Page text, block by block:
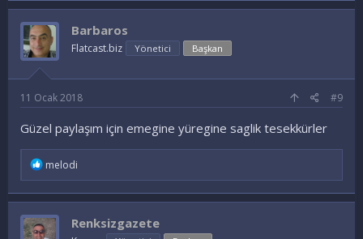
d
e
l
e
r
:
Barbaros
Flatcast.biz Yönetici Başkan
11 Ocak 2018 #9
Güzel paylaşım için emegine yüregine saglik tesekkürler
İ
d
e
l
melodi
Renksizgazete